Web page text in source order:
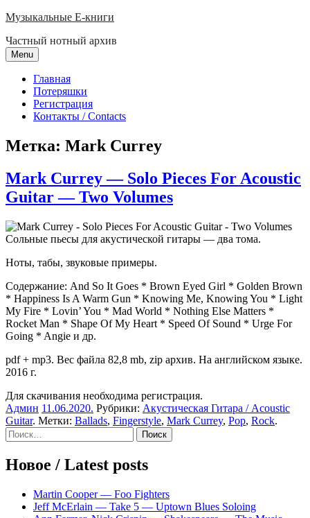
Skip
content
Музыкальные E-книги
Частный нотный архив
Menu
Главная
Потеряшки
Регистрация
Контакты / Contacts
Метка: Mark Currey
Mark Currey — Solo Pieces For Acoustic
Guitar — Two Volumes
Сольные пьесы для акустической гитары — два тома.
Ноты, табы, звуковые примеры.
Содержание: And So It Goes * Brown Eyed Girl * Golden Brown
* Happiness Is A Warm Gun * Knowing Me, Knowing You * Light
My Fire * Lovin’ You * Mad World * Nothing Else Matters *
Rocket Man * Shape Of My Heart * Speed Of Sound * Urge For
Going * Angie и др.
pdf + mp3. Вес файла 82,8 mb, zip архив. На английском языке.
2016 г.
Для скачивания необходима регистрация.
Админ 11.06.2020. Рубрики: Акустическая Гитара / Acoustic
Guitar. Метки: Ballads, Fingerstyle, Mark Currey, Pop, Rock.
Sidebar
Найти:
Новое / Latest posts
Martin Cooper — Foo Fighters
Jeff McErlain — Take 5 — Uptown Blues Soloing